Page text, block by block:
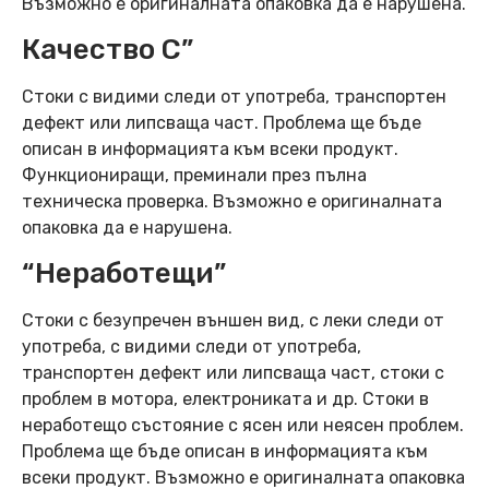
Качество C”
Стоки с видими следи от употреба, транспортен
дефект или липсваща част. Проблема ще бъде
описан в информацията към всеки продукт.
Функциониращи, преминали през пълна
техническа проверка. Възможно е оригиналната
опаковка да е нарушена.
“Неработещи”
Стоки с безупречен външен вид, с леки следи от
употреба, с видими следи от употреба,
транспортен дефект или липсваща част, стоки с
проблем в мотора, електрониката и др. Стоки в
неработещо състояние с ясен или неясен проблем.
Проблема ще бъде описан в информацията към
всеки продукт. Възможно е оригиналната опаковка